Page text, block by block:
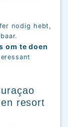
nodig hebt,
om te doen
resort